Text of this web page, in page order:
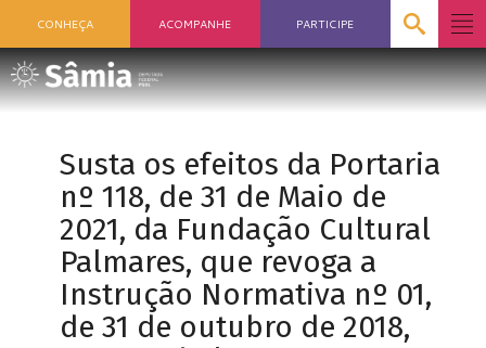
CONHEÇA ACOMPANHE PARTICIPE
Susta os efeitos da Portaria
nº 118, de 31 de Maio de
2021, da Fundação Cultural
Palmares, que revoga a
Instrução Normativa nº 01,
de 31 de outubro de 2018,